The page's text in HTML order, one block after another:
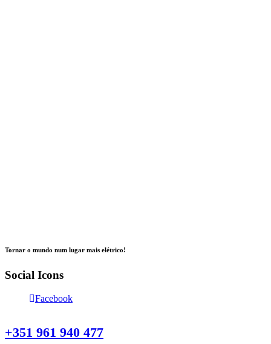
Tornar o mundo num lugar mais elétrico!
Social Icons
Facebook
+351 961 940 477